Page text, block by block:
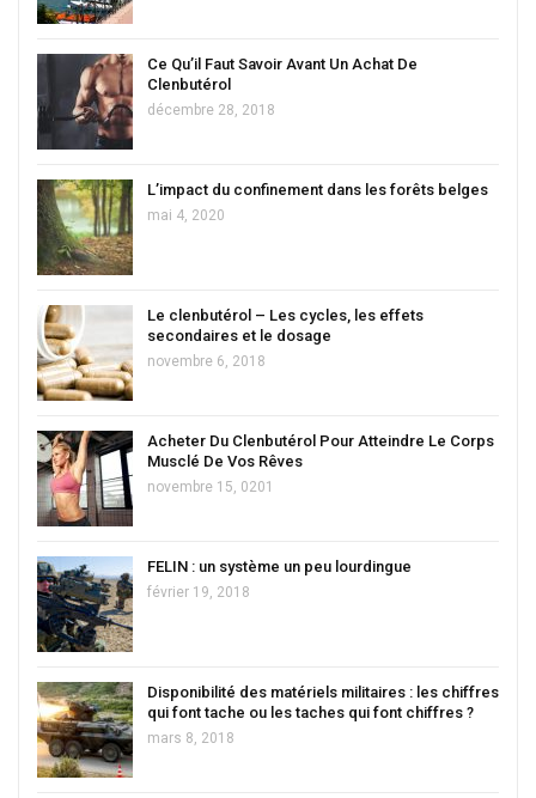
Ce Qu’il Faut Savoir Avant Un Achat De
Clenbutérol
décembre 28, 2018
L’impact du confinement dans les forêts belges
mai 4, 2020
Le clenbutérol – Les cycles, les effets
secondaires et le dosage
novembre 6, 2018
Acheter Du Clenbutérol Pour Atteindre Le Corps
Musclé De Vos Rêves
novembre 15, 0201
FELIN : un système un peu lourdingue
février 19, 2018
Disponibilité des matériels militaires : les chiffres
qui font tache ou les taches qui font chiffres ?
mars 8, 2018